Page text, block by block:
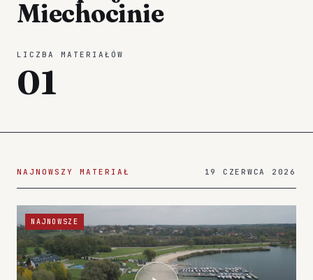
Miechocinie
LICZBA MATERIAŁÓW
01
NAJNOWSZY MATERIAŁ 19 CZERWCA 2026
NAJNOWSZE